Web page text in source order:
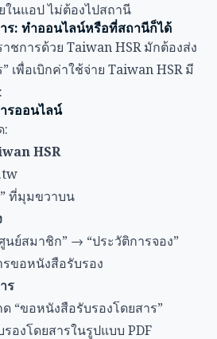
ในแอป ไม่ต้องไปสถานี
ร: ทำออนไลน์หรือที่สถานีก็ได้
ชการด้วย Taiwan HSR มักต้องส่ง
เพื่อเบิกค่าใช้จ่าย Taiwan HSR มี
รออนไลน์
:
HSR
ที่มุมขวาบน
นย์สมาชิก” → “ประวัติการจอง”
ขอหนังสือรับรอง
ร
“ขอหนังสือรับรองโดยสาร”
องโดยสารในรูปแบบ PDF